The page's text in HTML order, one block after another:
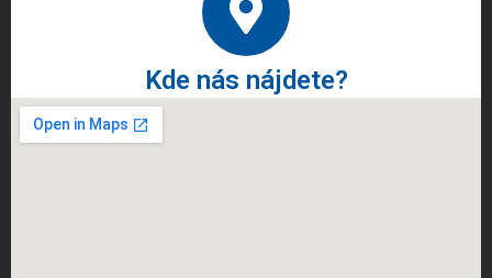
Kde nás nájdete?